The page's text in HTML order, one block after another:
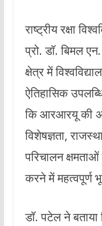
राष्ट्रीय रक्षा
प्रो. डॉ. बिमल
क्षेत्र में
ऐतिहासिक
कि आरआरयू की
विशेषज्ञता,
परिचालन
करने में महत्वपूर्ण
डॉ. पटेल ने बताया